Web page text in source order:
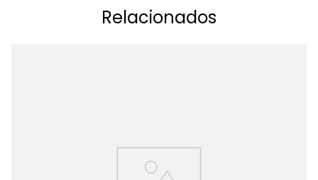
Relacionados